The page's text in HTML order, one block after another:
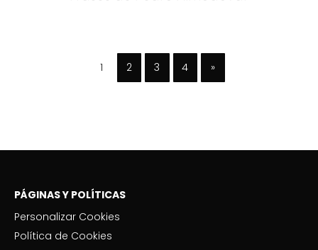
1 2 3 4 »
PÁGINAS Y POLÍTICAS
Personalizar Cookies
Política de Cookies